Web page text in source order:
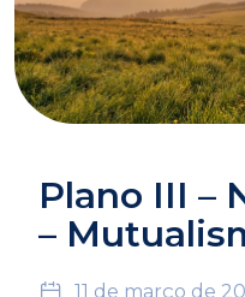
Plano III –
–
11 de março de